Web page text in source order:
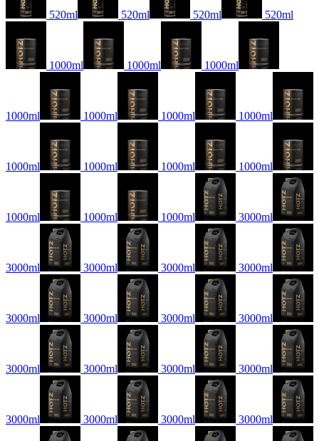
520ml 520ml 520ml 520ml
1000ml 1000ml 1000ml
1000ml 1000ml 1000ml 1000ml
1000ml 1000ml 1000ml 1000ml
1000ml 1000ml 1000ml 3000ml
3000ml 3000ml 3000ml 3000ml
3000ml 3000ml 3000ml 3000ml
3000ml 3000ml 3000ml 3000ml
3000ml 3000ml 3000ml 3000ml